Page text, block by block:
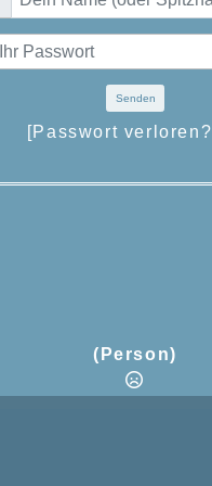
Senden
[Passwort verloren?
(Person)